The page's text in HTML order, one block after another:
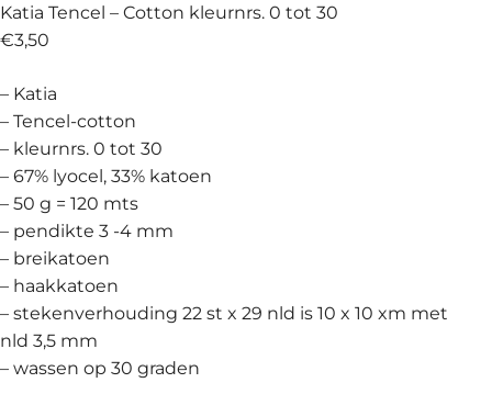
Katia Tencel – Cotton kleurnrs. 0 tot 30
€3,50
– Katia
– Tencel-cotton
– kleurnrs. 0 tot 30
– 67% lyocel, 33% katoen
– 50 g = 120 mts
– pendikte 3 -4 mm
– breikatoen
– haakkatoen
– stekenverhouding 22 st x 29 nld is 10 x 10 xm met
nld 3,5 mm
– wassen op 30 graden